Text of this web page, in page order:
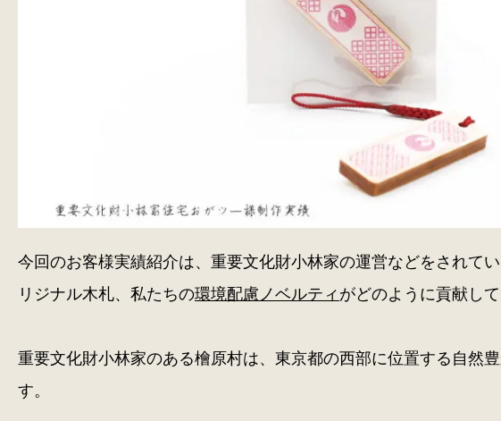
今回のお客様実績紹介は、重要文化財小林家の運営などをされて
リジナル木札、私たちの環境配慮ノベルティ がどのように貢献し
重要文化財小林家のある檜原村は、東京都の西部に位置する自然
す。